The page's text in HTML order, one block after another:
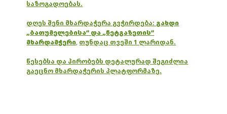
საზოგადოებას.
დღეს შენი მხარდაჭერა გვჭირდება: გახდი
„ბათუმელებისა“ და „ნეტგაზეთის“
მხარდამჭერი, თუნდაც თვეში 1 ლარიდან.
წესებსა და პირობებს დეტალურად შეგიძლია
გაეცნო მხარდაჭერის პლატფორმაზე.